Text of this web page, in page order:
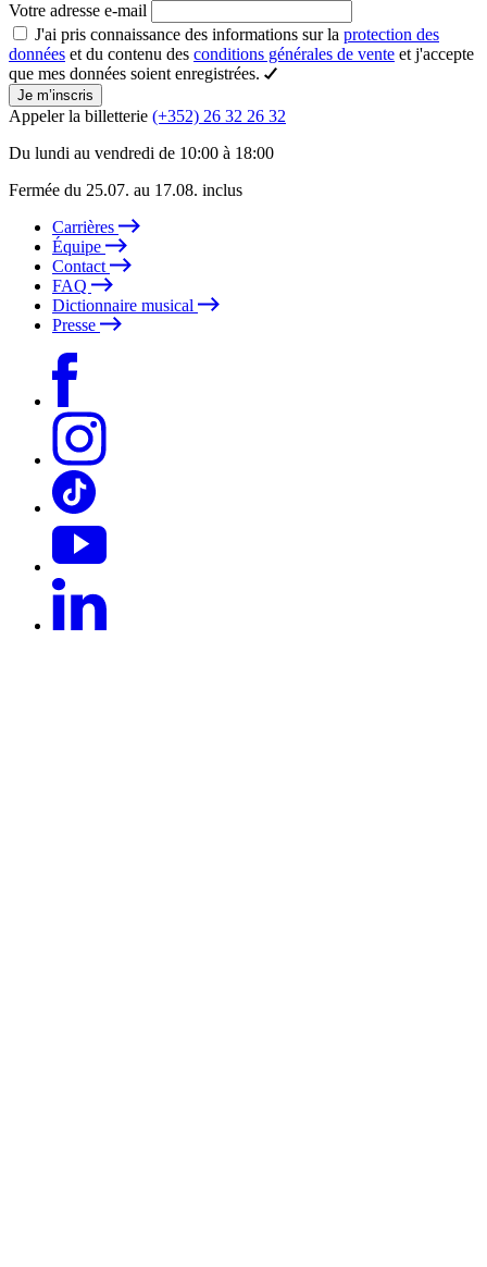
Votre adresse e-mail
J'ai pris connaissance des informations sur la protection des
données et du contenu des conditions générales de vente et j'accepte
que mes données soient enregistrées.
Je m’inscris
Appeler la billetterie (+352) 26 32 26 32
Du lundi au vendredi de 10:00 à 18:00
Fermée du 25.07. au 17.08. inclus
Carrières
Équipe
Contact
FAQ
Dictionnaire musical
Presse